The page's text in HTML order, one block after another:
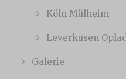
Köln Mülheim
Leverkusen
Galerie